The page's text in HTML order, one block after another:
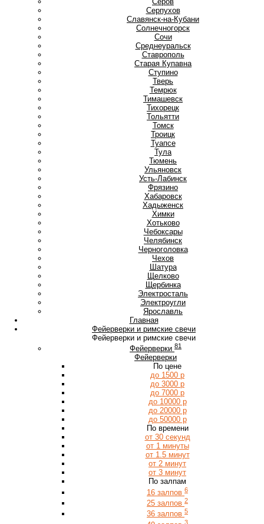
Серпухов
Славянск-на-Кубани
Солнечногорск
Сочи
Среднеуральск
Ставрополь
Старая Купавна
Ступино
Тверь
Темрюк
Тимашевск
Тихорецк
Тольятти
Томск
Троицк
Туапсе
Тула
Тюмень
Ульяновск
Усть-Лабинск
Фрязино
Хабаровск
Хадыженск
Химки
Хотьково
Чебоксары
Челябинск
Черноголовка
Чехов
Шатура
Щелково
Щербинка
Электросталь
Электроугли
Ярославль
Главная
Фейерверки и римские свечи
Фейерверки и римские свечи
Фейерверки 81
Фейерверки
По цене
до 1500 р
до 3000 р
до 7000 р
до 10000 р
до 20000 р
до 50000 р
По времени
от 30 секунд
от 1 минуты
от 1.5 минут
от 2 минут
от 3 минут
По залпам
16 залпов 6
25 залпов 2
36 залпов 5
3